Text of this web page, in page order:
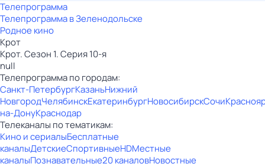
Телепрограмма
Телепрограмма в Зеленодольске
Родное кино
Крот
Крот. Сезон 1. Серия 10-я
null
Телепрограмма по городам:
Санкт-ПетербургКазаньНижний
НовгородЧелябинскЕкатеринбургНовосибирскСочи
на-ДонуКраснодар
Телеканалы по тематикам:
Кино и сериалыБесплатные
каналыДетскиеСпортивныеHDМестные
каналыПознавательные20 каналовНовостные